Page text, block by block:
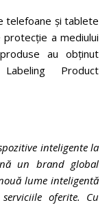
telefoane și tablete
a mediului
au obținut
Product
inteligente la
un brand global
lume inteligentă
oferite. Cu